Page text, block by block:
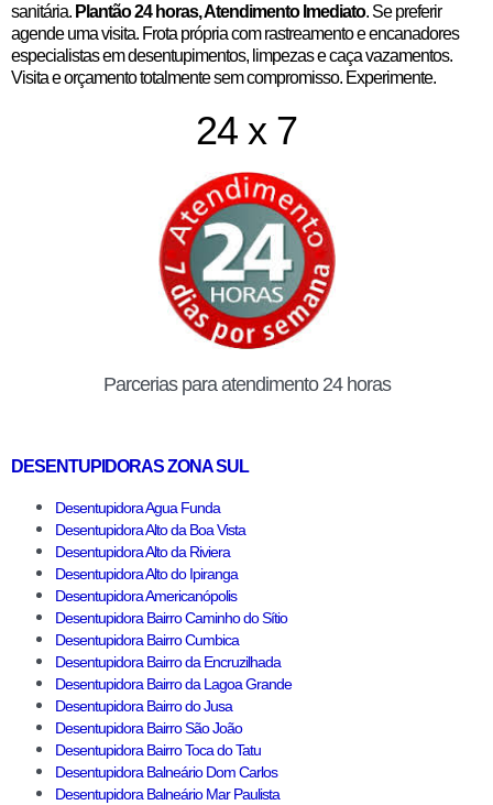
sanitária. Plantão 24 horas, Atendimento Imediato. Se preferir
agende uma visita. Frota própria com rastreamento e encanadores
especialistas em desentupimentos, limpezas e caça vazamentos.
Visita e orçamento totalmente sem compromisso. Experimente.
24 x 7
Parcerias para atendimento 24 horas
DESENTUPIDORAS ZONA SUL
Desentupidora Agua Funda
Desentupidora Alto da Boa Vista
Desentupidora Alto da Riviera
Desentupidora Alto do Ipiranga
Desentupidora Americanópolis
Desentupidora Bairro Caminho do Sítio
Desentupidora Bairro Cumbica
Desentupidora Bairro da Encruzilhada
Desentupidora Bairro da Lagoa Grande
Desentupidora Bairro do Jusa
Desentupidora Bairro São João
Desentupidora Bairro Toca do Tatu
Desentupidora Balneário Dom Carlos
Desentupidora Balneário Mar Paulista